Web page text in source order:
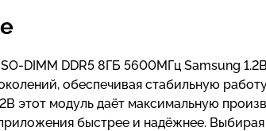
DIMM DDR5 8ГБ 5600МГц Samsung
обеспечивая стабильную
этот модуль даёт максимальную
быстрее и надёжнее.